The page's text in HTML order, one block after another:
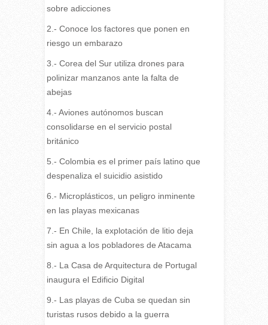
sobre adicciones
2.- Conoce los factores que ponen en
riesgo un embarazo
3.- Corea del Sur utiliza drones para
polinizar manzanos ante la falta de
abejas
4.- Aviones autónomos buscan
consolidarse en el servicio postal
británico
5.- Colombia es el primer país latino que
despenaliza el suicidio asistido
6.- Microplásticos, un peligro inminente
en las playas mexicanas
7.- En Chile, la explotación de litio deja
sin agua a los pobladores de Atacama
8.- La Casa de Arquitectura de Portugal
inaugura el Edificio Digital
9.- Las playas de Cuba se quedan sin
turistas rusos debido a la guerra